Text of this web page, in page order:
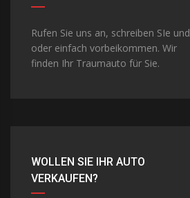
Rufen Sie uns an, schreiben SIe und
oder einfach vorbeikommen. Wir
finden Ihr Traumauto für Sie.
WOLLEN SIE IHR AUTO
VERKAUFEN?